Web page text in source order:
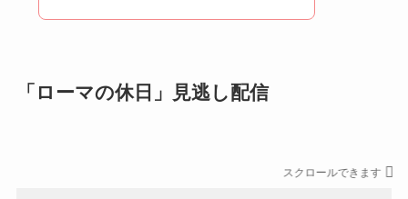
「ローマの休日」見逃し配信
スクロールできます